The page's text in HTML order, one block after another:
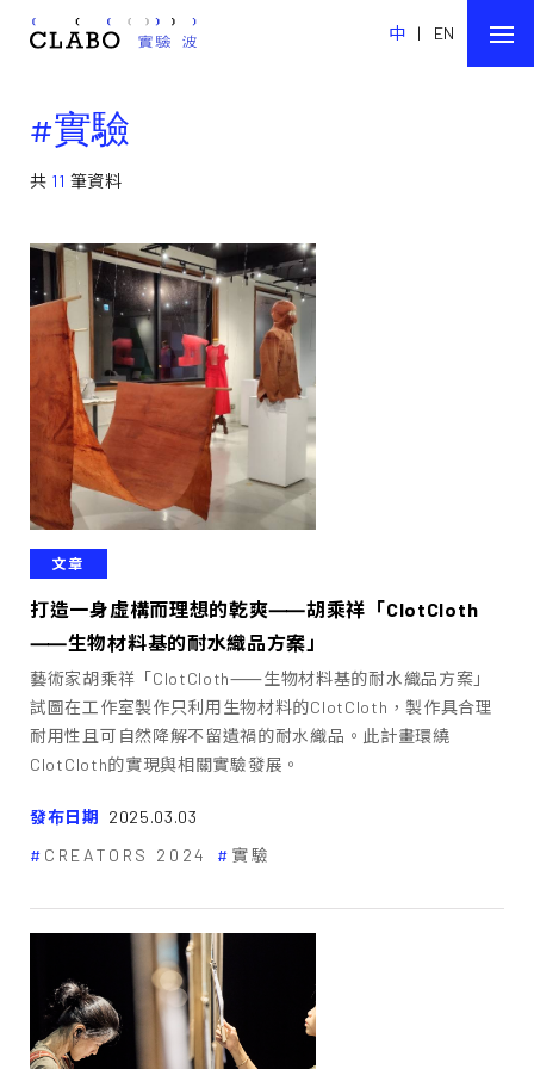
中 | EN
#實驗
共 11 筆資料
文章
打造一身虛構而理想的乾爽⸺胡乘祥「ClotCloth
⸺生物材料基的耐水織品方案」
藝術家胡乘祥「ClotCloth⸺生物材料基的耐水織品方案」
試圖在工作室製作只利用生物材料的ClotCloth，製作具合理
耐用性且可自然降解不留遺禍的耐水織品。此計畫環繞
ClotCloth的實現與相關實驗發展。
發布日期 2025.03.03
CREATORS 2024
實驗